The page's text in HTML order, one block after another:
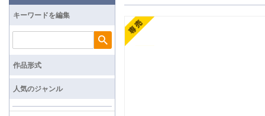
キーワードを編集
検索
作品形式
人気のジャンル